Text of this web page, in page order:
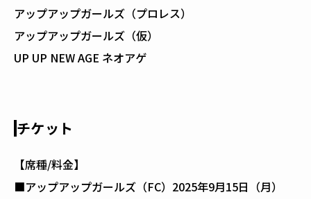
アップアップガールズ（プロレス）
アップアップガールズ（仮）
UP UP NEW AGE ネオアゲ
チケット
【席種/料金】
■アップアップガールズ（FC）2025年9月15日（月）